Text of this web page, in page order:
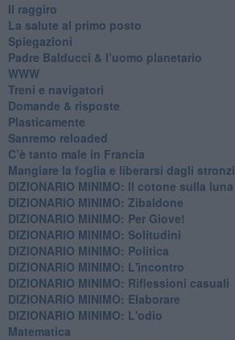
Il raggiro
​La salute al primo posto
Spiegazioni
Padre Balducci & l’uomo planetario
WWW
​Treni e navigatori
​Domande & risposte
​Plasticamente
Sanremo reloaded
C’è tanto male in Francia
​Mangiare la foglia e liberarsi dagli stronzi
DIZIONARIO MINIMO: Il cotone sulla luna
DIZIONARIO MINIMO: Zibaldone
DIZIONARIO MINIMO: Per Giove!
DIZIONARIO MINIMO: Solitudini
DIZIONARIO MINIMO: Politica
DIZIONARIO MINIMO: L'incontro
DIZIONARIO MINIMO: Riflessioni casuali
DIZIONARIO MINIMO: Elaborare
DIZIONARIO MINIMO: L'odio
​Matematica